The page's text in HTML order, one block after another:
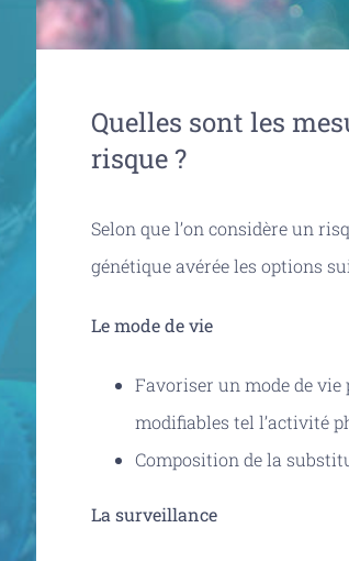
Quelles sont les
risque ?
Selon que l’on considère un
génétique avérée les options
Le mode de vie
Favoriser un mode de
modifiables tel l’activité
Composition de la
La surveillance